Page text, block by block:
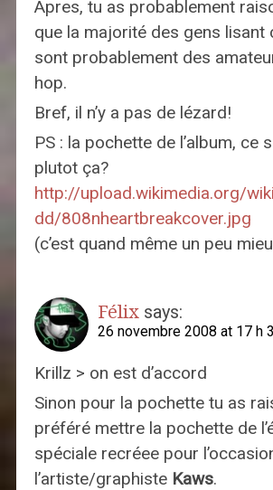
Apres, tu as probablement
que la majorité des gens lisant
sont probablement des
hop.
Bref, il n’y a pas de lézard!
PS : la pochette de l’album, ce
plutot ça?
http://upload.wikimedia.org/
dd/808nheartbreakcover.jpg
(c’est quand même un peu
Félix says:
26 novembre 2008 at 17 h
Krillz > on est d’accord
Sinon pour la pochette tu as
préféré mettre la pochette de
spéciale recréee pour
l’artiste/graphiste Kaws.